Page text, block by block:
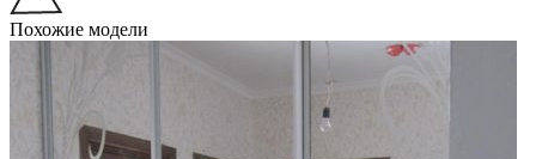
Похожие модели